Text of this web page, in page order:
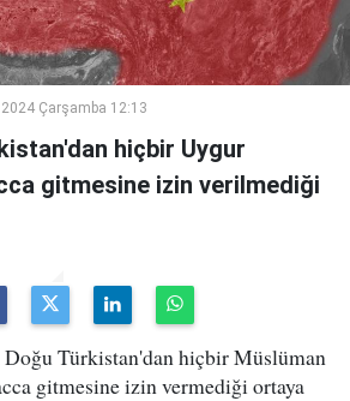
Çarşamba 12:13
hiçbir Uygur
gitmesine izin verilmediği
Türkistan'dan hiçbir Müslüman
gitmesine izin vermediği ortaya